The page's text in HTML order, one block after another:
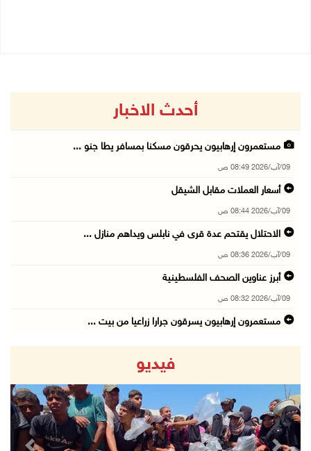
أحدث الاخبار
مستعمرون إرهابيون يحرقون مسكنا بمسافر يطا جنو ...
09/آب/2026 08:49 ص
أسعار العملات مقابل الشيقل
09/آب/2026 08:44 ص
الاحتلال يقتحم عدة قرى في نابلس ويداهم منازل ...
09/آب/2026 08:36 ص
أبرز عناوين الصحف الفلسطينية
09/آب/2026 08:32 ص
مستعمرون إرهابيون يسرقون جرارا زراعيا من بيت ...
حملة في الولايات المتحدة تدعو الأطباء لمقاطعة ...
09/آب/2026 08:27 ص
مصر: تهجير الفلسطينيين خط أحمر ومخطط مرفوض
09/آب/2026 08:11 ص
فيديو